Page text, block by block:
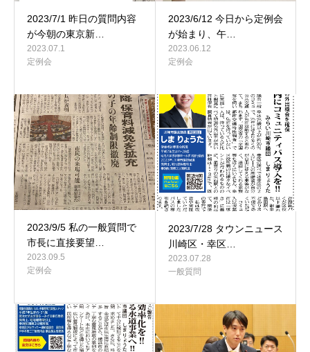
2023/7/1 昨日の質問内容
が今朝の東京新…
2023.07.1
定例会
2023/6/12 今日から定例会
が始まり、午…
2023.06.12
定例会
2023/9/5 私の一般質問で
市長に直接要望…
2023.09.5
定例会
2023/7/28 タウンニュース
川崎区・幸区…
2023.07.28
一般質問